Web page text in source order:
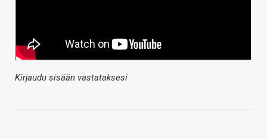
Kirjaudu sisään vastataksesi